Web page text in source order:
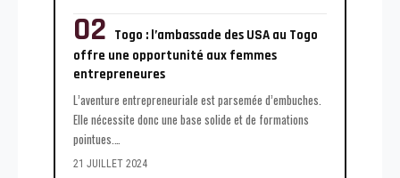
Togo : l’ambassade des USA au Togo
offre une opportunité aux femmes
entrepreneures
L’aventure entrepreneuriale est parsemée d’embuches.
Elle nécessite donc une base solide et de formations
pointues.…
21 JUILLET 2024